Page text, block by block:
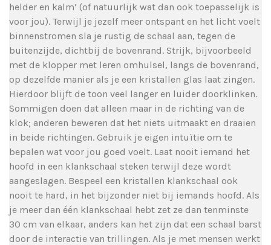
helder en kalm’ (of natuurlijk wat dan ook toepasselijk is
voor jou). Terwijl je jezelf meer ontspant en het licht voelt
binnenstromen sla je rustig de schaal aan, tegen de
buitenzijde, dichtbij de bovenrand. Strijk, bijvoorbeeld
met de klopper met leren omhulsel, langs de bovenrand,
op dezelfde manier als je een kristallen glas laat zingen.
Hierdoor blijft de toon veel langer en luider doorklinken.
Sommigen doen dat alleen maar in de richting van de
klok; anderen beweren dat het niets uitmaakt en draaien
in beide richtingen. Gebruik je eigen intuïtie om te
bepalen wat voor jou goed voelt. Laat nooit iemand het
hoofd in een klankschaal steken terwijl deze wordt
aangeslagen. Bespeel een kristallen klankschaal ook
nooit te hard, in het bijzonder niet bij iemands hoofd. Als
je meer dan één klankschaal hebt zet ze dan tenminste
30 cm van elkaar, anders kan het zijn dat een schaal barst
door de interactie van trillingen. Als je met mensen werkt